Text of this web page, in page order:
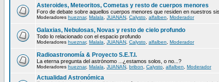
Asteroides, Meteoritos, Cometas y resto de cuerpos menores
Foro de debate sobre aquellos cuerpos menores que residen en nuestros
Moderadores hueznar, Malala JUANAN Calysto alfalben Moderador
Galaxias, Nebulosas, Novas y resto de cielo profundo
Todo lo relacionado con el espacio profundo
Moderadores hueznar, Malala JUANAN Calysto alfalben Moderador
Radioastronomía & Proyecto S.E.T.I.
La eterna pregunta del astrónomo ...¿estamos solos, o no...?
Moderadores hueznar, Malala JUANAN bribon Calysto alfalben Moderador
Actualidad Astronómica